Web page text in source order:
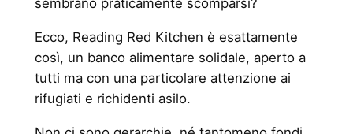
sembrano praticamente scomparsi?
Ecco, Reading Red Kitchen è esattamente
così, un banco alimentare solidale, aperto a
tutti ma con una particolare attenzione ai
rifugiati e richidenti asilo.